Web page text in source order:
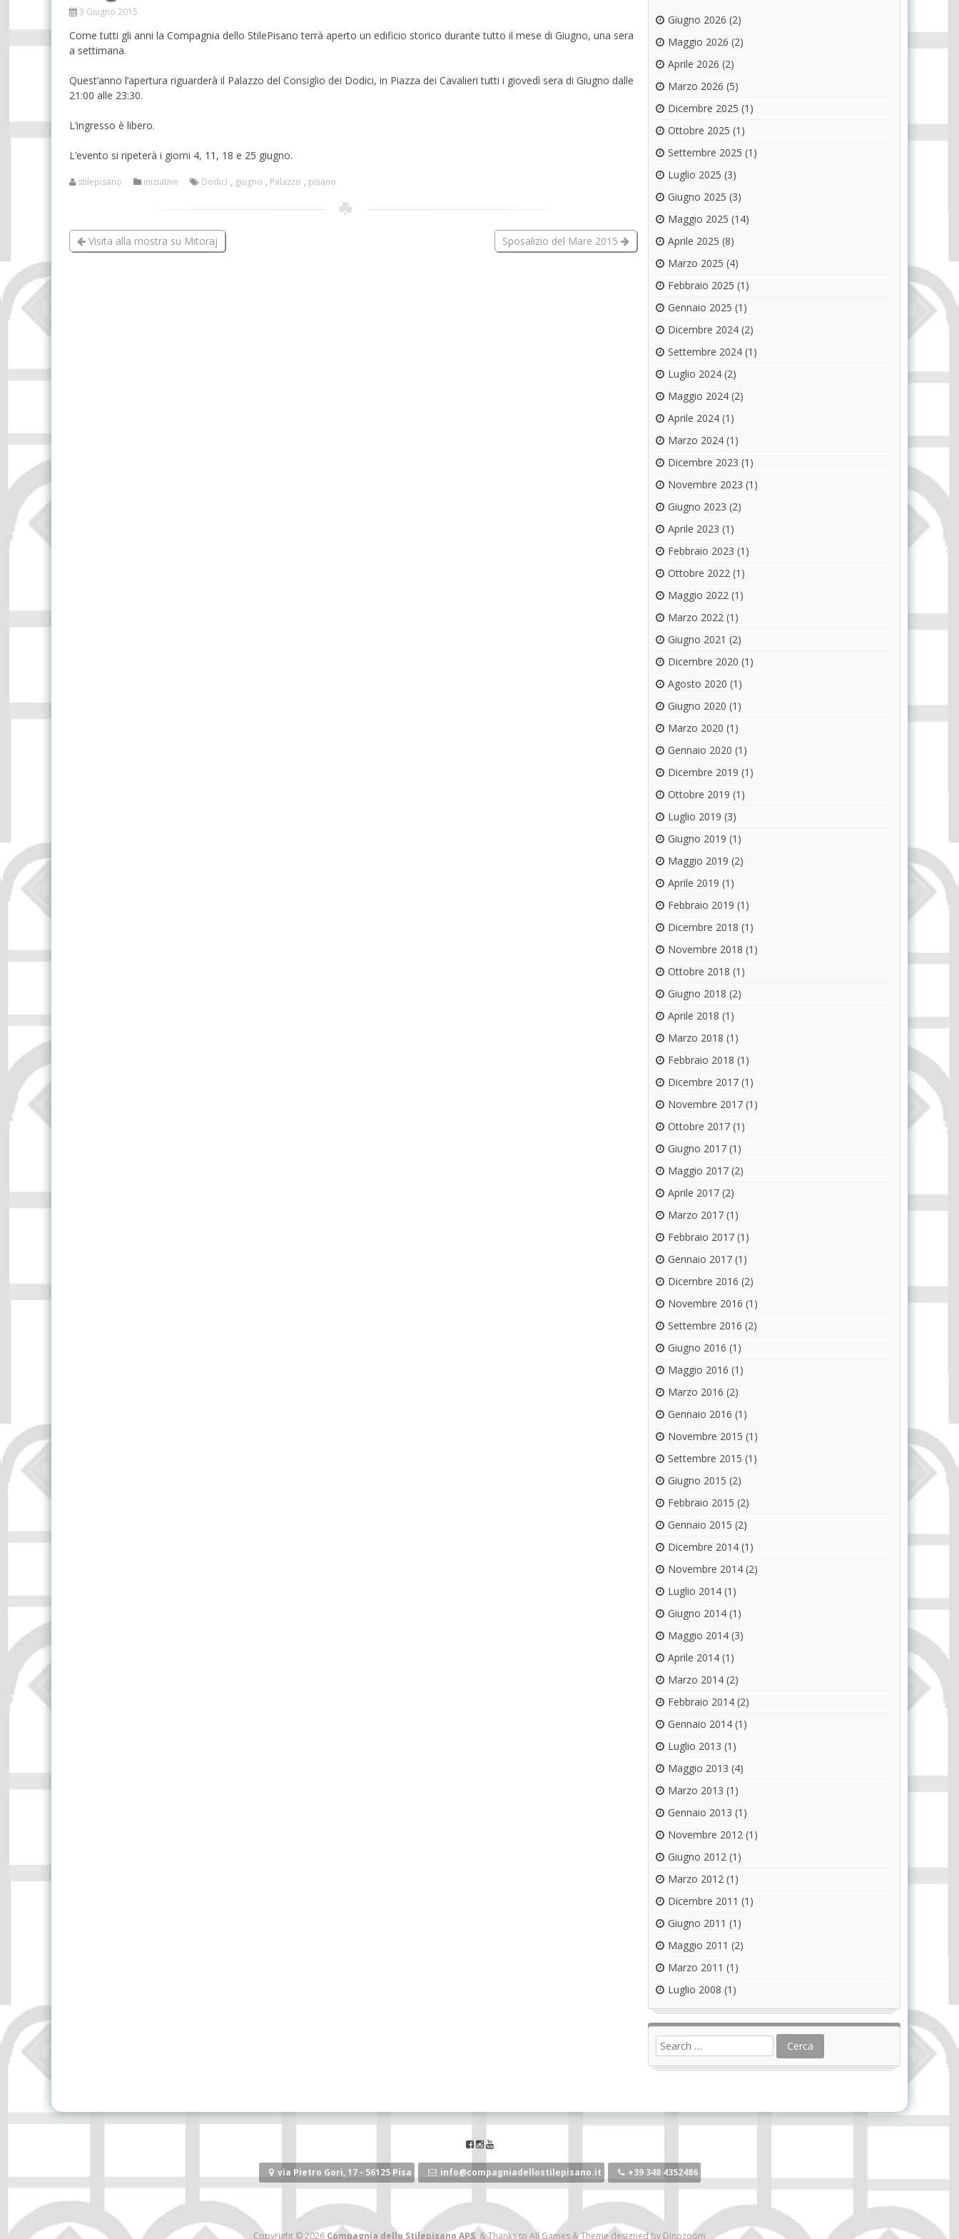
Contatti
Soci
Percorsi storico-
Percorsi artistici
Libri
3 Giugno 2015
Come tutti gli anni la Compagnia dello StilePisano terrà aperto un edificio storico durante tutto il mese di Giugno, una sera
a settimana.
Quest’anno l’apertura riguarderà il Palazzo del Consiglio dei Dodici, in Piazza dei Cavalieri tutti i giovedì sera di Giugno dalle
21:00 alle 23:30.
L’ingresso è libero.
L’evento si ripeterà i giorni 4, 11, 18 e 25 giugno.
stilepisano iniziative Dodici , giugno , Palazzo , pisano
Visita alla mostra su Mitoraj Sposalizio del Mare 2015
Giugno 2026 (2)
Maggio 2026 (2)
Aprile 2026 (2)
Marzo 2026 (5)
Dicembre 2025 (1)
Ottobre 2025 (1)
Settembre 2025 (1)
Luglio 2025 (3)
Giugno 2025 (3)
Maggio 2025 (14)
Aprile 2025 (8)
Marzo 2025 (4)
Febbraio 2025 (1)
Gennaio 2025 (1)
Dicembre 2024 (2)
Settembre 2024 (1)
Luglio 2024 (2)
Maggio 2024 (2)
Aprile 2024 (1)
Marzo 2024 (1)
Dicembre 2023 (1)
Novembre 2023 (1)
Giugno 2023 (2)
Aprile 2023 (1)
Febbraio 2023 (1)
Ottobre 2022 (1)
Maggio 2022 (1)
Marzo 2022 (1)
Giugno 2021 (2)
Dicembre 2020 (1)
Agosto 2020 (1)
Giugno 2020 (1)
Marzo 2020 (1)
Gennaio 2020 (1)
Dicembre 2019 (1)
Ottobre 2019 (1)
Luglio 2019 (3)
Giugno 2019 (1)
Maggio 2019 (2)
Aprile 2019 (1)
Febbraio 2019 (1)
Dicembre 2018 (1)
Novembre 2018 (1)
Ottobre 2018 (1)
Giugno 2018 (2)
Aprile 2018 (1)
Marzo 2018 (1)
Febbraio 2018 (1)
Dicembre 2017 (1)
Novembre 2017 (1)
Ottobre 2017 (1)
Giugno 2017 (1)
Maggio 2017 (2)
Aprile 2017 (2)
Marzo 2017 (1)
Febbraio 2017 (1)
Gennaio 2017 (1)
Dicembre 2016 (2)
Novembre 2016 (1)
Settembre 2016 (2)
Giugno 2016 (1)
Maggio 2016 (1)
Marzo 2016 (2)
Gennaio 2016 (1)
Novembre 2015 (1)
Settembre 2015 (1)
Giugno 2015 (2)
Febbraio 2015 (2)
Gennaio 2015 (2)
Dicembre 2014 (1)
Novembre 2014 (2)
Luglio 2014 (1)
Giugno 2014 (1)
Maggio 2014 (3)
Aprile 2014 (1)
Marzo 2014 (2)
Febbraio 2014 (2)
Gennaio 2014 (1)
Luglio 2013 (1)
Maggio 2013 (4)
Marzo 2013 (1)
Gennaio 2013 (1)
Novembre 2012 (1)
Giugno 2012 (1)
Marzo 2012 (1)
Dicembre 2011 (1)
Giugno 2011 (1)
Maggio 2011 (2)
Marzo 2011 (1)
Luglio 2008 (1)
via Pietro Gori, 17 - 56125 Pisa info@compagniadellostilepisano.it +39 348 4352486
Copyright © 2026 Compagnia dello Stilepisano APS. &Thanks to All Games &Theme designed by Dinozoom